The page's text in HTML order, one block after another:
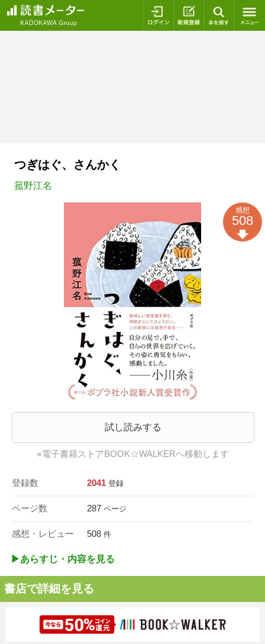
ログイン 新規登録
つぎはぐ、さんかく
菰野江名
試し読みする
※電子書籍ストアBOOK☆WALKERへ移動します
登録数 2041 登録
ページ数 287 ページ
感想・レビュー 508 件
感想
508
▶︎あらすじ・内容を見る
書店で詳細を見る